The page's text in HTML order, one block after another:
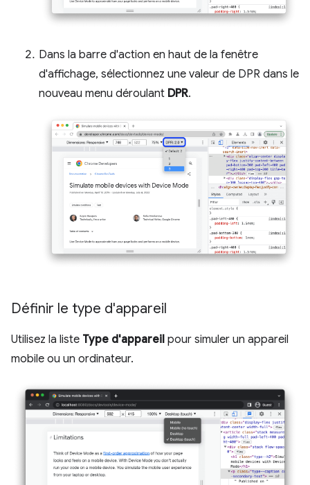
Dans la barre d'action en haut de la fenêtre
d'affichage, sélectionnez une valeur de DPR dans le
nouveau menu déroulant DPR.
Définir le type d'appareil
Utilisez la liste Type d'appareil pour simuler un appareil
mobile ou un ordinateur.